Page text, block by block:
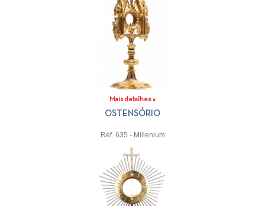
Mais detalhes »
OSTENSÓRIO
Ref. 635 - Millenium